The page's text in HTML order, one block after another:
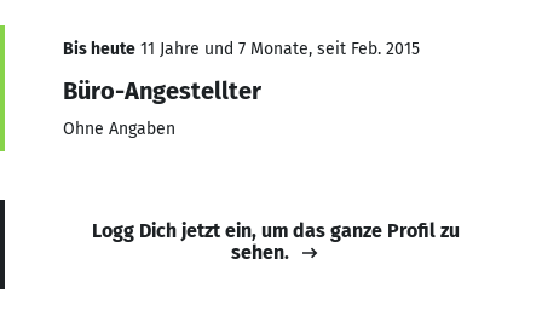
Bis heute 11 Jahre und 7 Monate, seit Feb. 2015
Büro-Angestellter
Ohne Angaben
Logg Dich jetzt ein, um das ganze Profil zu
sehen.